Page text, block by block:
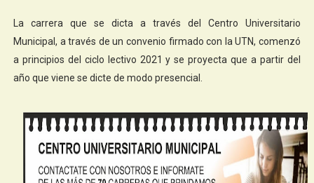
La carrera que se dicta a través del Centro Universitario
Municipal, a través de un convenio firmado con la UTN, comenzó
a principios del ciclo lectivo 2021 y se proyecta que a partir del
año que viene se dicte de modo presencial.